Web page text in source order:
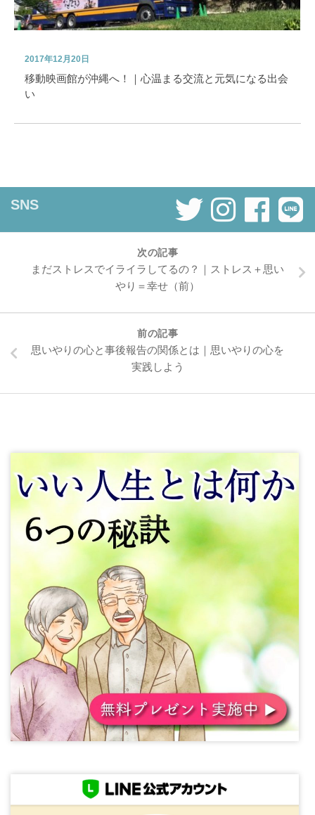
2017年12月20日
移動映画館が沖縄へ！｜心温まる交流と元気になる出会
い
SNS
次の記事
まだストレスでイライラしてるの？｜ストレス＋思い
やり＝幸せ（前）
前の記事
思いやりの心と事後報告の関係とは｜思いやりの心を
実践しよう